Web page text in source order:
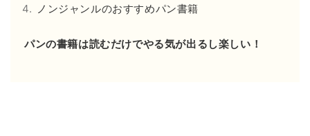
ノンジャンルのおすすめパン書籍
パンの書籍は読むだけでやる気が出るし楽しい！